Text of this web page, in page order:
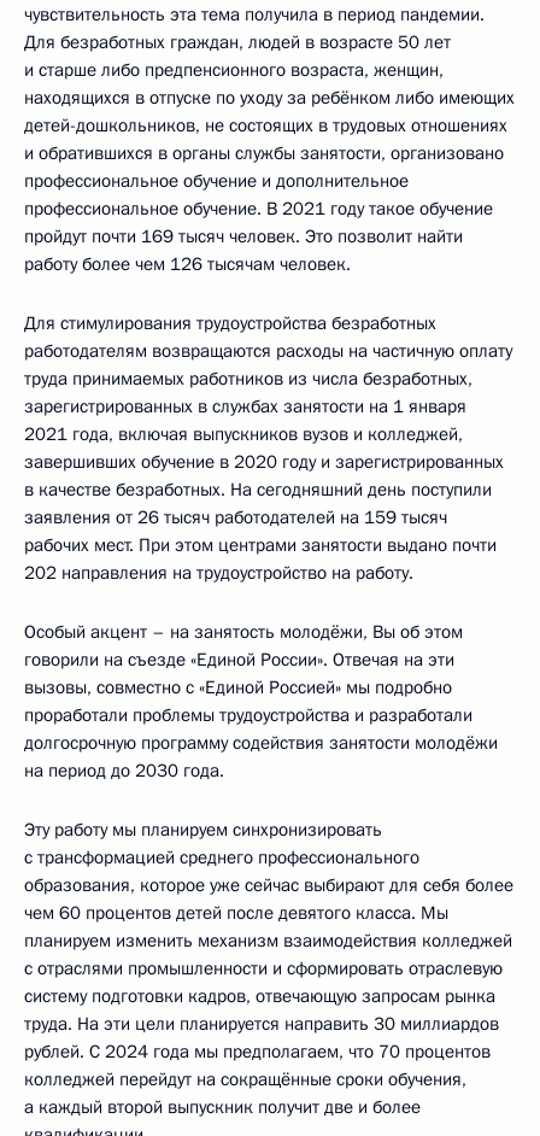
чувствительность эта тема получила в период пандемии.
Для безработных граждан, людей в возрасте 50 лет
и старше либо предпенсионного возраста, женщин,
находящихся в отпуске по уходу за ребёнком либо имеющих
детей-дошкольников, не состоящих в трудовых отношениях
и обратившихся в органы службы занятости, организовано
профессиональное обучение и дополнительное
профессиональное обучение. В 2021 году такое обучение
пройдут почти 169 тысяч человек. Это позволит найти
работу более чем 126 тысячам человек.
Для стимулирования трудоустройства безработных
работодателям возвращаются расходы на частичную оплату
труда принимаемых работников из числа безработных,
зарегистрированных в службах занятости на 1 января
2021 года, включая выпускников вузов и колледжей,
завершивших обучение в 2020 году и зарегистрированных
в качестве безработных. На сегодняшний день поступили
заявления от 26 тысяч работодателей на 159 тысяч
рабочих мест. При этом центрами занятости выдано почти
202 направления на трудоустройство на работу.
Особый акцент – на занятость молодёжи, Вы об этом
говорили на съезде «Единой России». Отвечая на эти
вызовы, совместно с «Единой Россией» мы подробно
проработали проблемы трудоустройства и разработали
долгосрочную программу содействия занятости молодёжи
на период до 2030 года.
Эту работу мы планируем синхронизировать
с трансформацией среднего профессионального
образования, которое уже сейчас выбирают для себя более
чем 60 процентов детей после девятого класса. Мы
планируем изменить механизм взаимодействия колледжей
с отраслями промышленности и сформировать отраслевую
систему подготовки кадров, отвечающую запросам рынка
труда. На эти цели планируется направить 30 миллиардов
рублей. С 2024 года мы предполагаем, что 70 процентов
колледжей перейдут на сокращённые сроки обучения,
а каждый второй выпускник получит две и более